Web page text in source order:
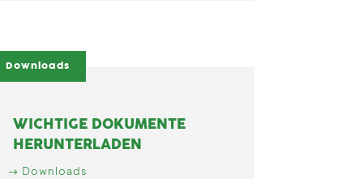
Downloads
WICHTIGE DOKUMENTE
HERUNTERLADEN
Downloads